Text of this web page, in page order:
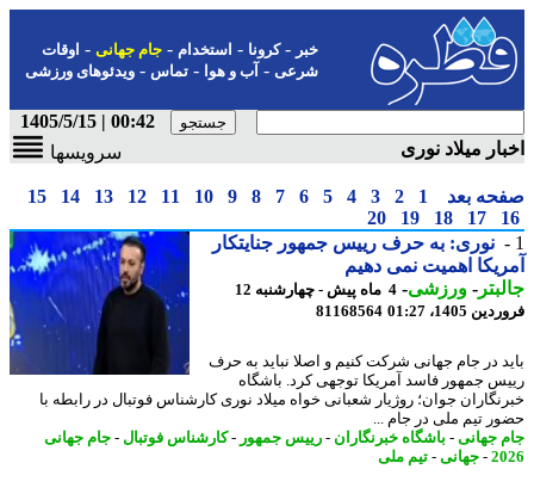
-کرونا-استخدام- جام جهانی-اوقات
شرعی-آب و هوا-تماس-ویدئوهای ورزشی
00:42 | 1405/5/15
میلاد نوری
سرویسها
بعد 1
2
3
4
5
6
7
8
9
10
11
12
13
14
15
17
18
19
20
نوری: به حرف رییس جمهور جنایتکار
اهمیت نمی دهیم
-ورزشی-
4 ماه پیش - چهارشنبه 12
1405، 01:27
81168564
در جام جهانی شرکت کنیم و اصلا نباید به حرف
جمهور فاسد آمریکا توجهی کرد. باشگاه
جوان؛ روژیار شعبانی خواه میلاد نوری کارشناس فوتبال در رابطه با
تیم ملی در جام ...
جهانی-باشگاه خبرنگاران- رییس جمهور-کارشناس فوتبال-جام جهانی
-جهانی-تیم ملی